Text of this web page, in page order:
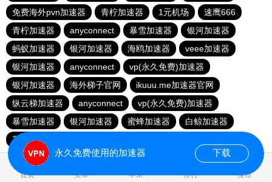
免费海外pvn加速器
青柠加速器 1元机场
速鹰666
青柠加速器
anyconnect 暴雪加速器
银河加速器
蚂蚁加速器
银河加速器 海鸥加速器
veee加速器
银河加速器
anyconnect
vp(永久免费)加速器
银河加速器
海外梯子官网
ikuuu.me加速器官网
纵云梯加速器
anyconnect
vp(永久免费)加速器
暴雪加速器
银河加速器 蜜蜂加速器
白鲸加速器
荔枝加速器
首页 安卓 苹果 排行 推荐
永久免费使用的加速器 下载
0.271085s